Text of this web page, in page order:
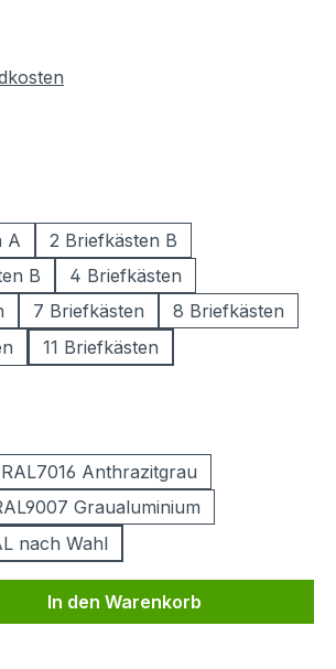
A
2 Briefkästen B
B
4 Briefkästen
7 Briefkästen
8 Briefkästen
11 Briefkästen
RAL7016 Anthrazitgrau
nicht verfügbar.)
Graualuminium
nach Wahl
den gewünschten Wert
In den Warenkorb